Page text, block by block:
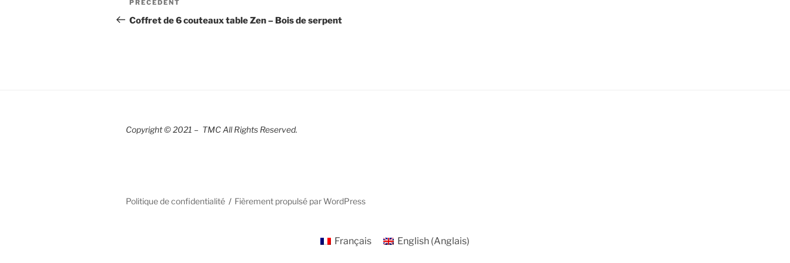
de
Article
précédent
PRÉCÉDENT
Coffret de 6 couteaux table Zen – Bois de serpent
Copyright © 2021 – TMC All Rights Reserved.
Politique de confidentialité Fièrement propulsé par WordPress
Français English (Anglais)